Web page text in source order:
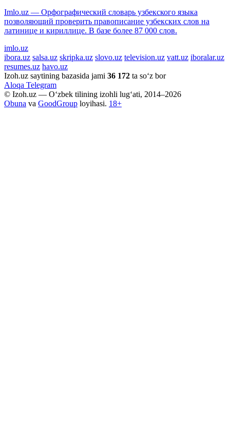
Imlo.uz — Орфографический словарь узбекского языка
позволяющий проверить правописание узбекских слов на
латинице и кириллице. В базе более 87 000 слов.
imlo.uz
ibora.uz salsa.uz skripka.uz slovo.uz television.uz vatt.uz iboralar.uz
resumes.uz havo.uz
Izoh.uz saytining bazasida jami 36 172 ta so‘z bor
Aloqa Telegram
© Izoh.uz — O‘zbek tilining izohli lug‘ati, 2014–2026
Obuna va GoodGroup loyihasi. 18+